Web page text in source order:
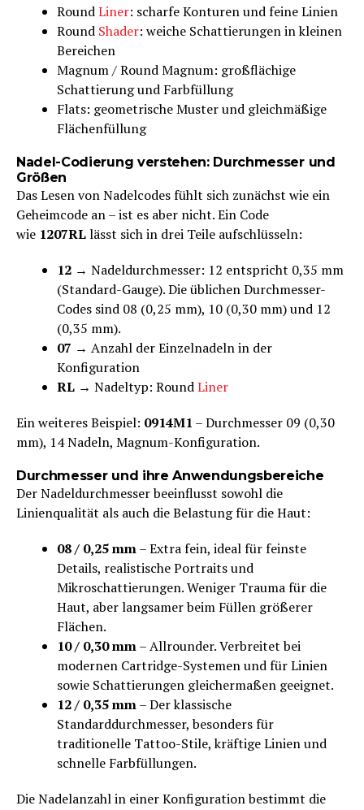
RoundLiner: scharfe Konturen und feine Linien
Round Shader: weiche Schattierungen in kleinen
Bereichen
Magnum / Round Magnum: großflächige
Schattierung und Farbfüllung
Flats: geometrische Muster und gleichmäßige
Flächenfüllung
Nadel-Codierung verstehen: Durchmesser und
Größen
Das Lesen von Nadelcodes fühlt sich zunächst wie ein
Geheimcode an – ist es aber nicht. Ein Code
wie 1207RLlässt sich in drei Teile aufschlüsseln:
12 → Nadeldurchmesser: 12 entspricht 0,35 mm
(Standard-Gauge). Die üblichen Durchmesser-
Codes sind 08 (0,25 mm), 10 (0,30 mm) und 12
(0,35 mm).
07 → Anzahl der Einzelnadeln in der
Konfiguration
RL → Nadeltyp: RoundLiner
Ein weiteres Beispiel: 0914M1 – Durchmesser 09 (0,30
mm), 14 Nadeln, Magnum-Konfiguration.
Durchmesser und ihre Anwendungsbereiche
Der Nadeldurchmesser beeinflusst sowohl die
Linienqualität als auch die Belastung für die Haut:
08 / 0,25 mm– Extra fein, ideal für feinste
Details, realistische Portraits und
Mikroschattierungen. Weniger Trauma für die
Haut, aber langsamer beim Füllen größerer
Flächen.
10 / 0,30 mm– Allrounder. Verbreitet bei
modernen Cartridge-Systemen und für Linien
sowie Schattierungen gleichermaßen geeignet.
12 / 0,35 mm– Der klassische
Standarddurchmesser, besonders für
traditionelle Tattoo-Stile, kräftige Linien und
schnelle Farbfüllungen.
Die Nadelanzahl in einer Konfiguration bestimmt die